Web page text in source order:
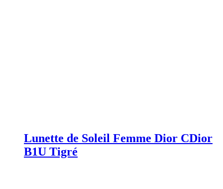
Lunette de Soleil Femme Dior CDior
B1U Tigré